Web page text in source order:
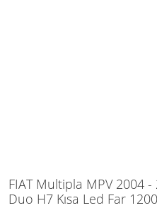
FIAT Multipla MPV 2004
Duo H7 Kısa Led Far